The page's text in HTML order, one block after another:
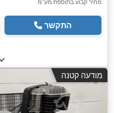
התקשר
מודעה קטנה